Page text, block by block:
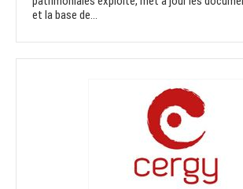
et la base de...